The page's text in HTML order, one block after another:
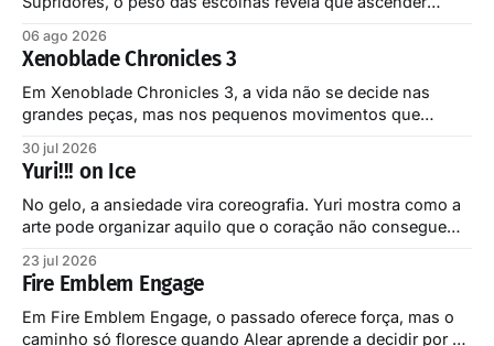
06 ago 2026
Xenoblade Chronicles 3
Em Xenoblade Chronicles 3, a vida não se decide nas
grandes peças, mas nos pequenos movimentos que
30 jul 2026
Yuri!!! on Ice
No gelo, a ansiedade vira coreografia. Yuri mostra como a
arte pode organizar aquilo que o coração não consegue
23 jul 2026
Fire Emblem Engage
Em Fire Emblem Engage, o passado oferece força, mas o
caminho só floresce quando Alear aprende a decidir por si